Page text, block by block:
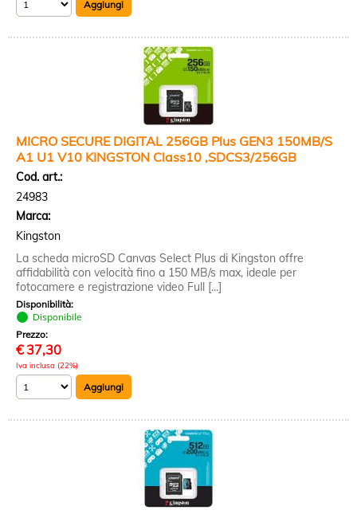
MICRO SECURE DIGITAL 256GB Plus GEN3 150MB/S
A1 U1 V10 KINGSTON Class10 ,SDCS3/256GB
Cod. art.:
24983
Marca:
Kingston
La scheda microSD Canvas Select Plus di Kingston offre
affidabilità con velocità fino a 150 MB/s max, ideale per
fotocamere e registrazione video Full [...]
Disponibilità:
Disponibile
Prezzo:
€ 37,30
Iva inclusa (22%)